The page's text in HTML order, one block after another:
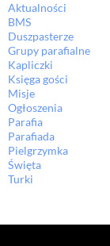
Aktualności
BMS
Duszpasterze
Grupy parafialne
Kapliczki
Księga gości
Misje
Ogłoszenia
Parafia
Parafiada
Pielgrzymka
Święta
Turki